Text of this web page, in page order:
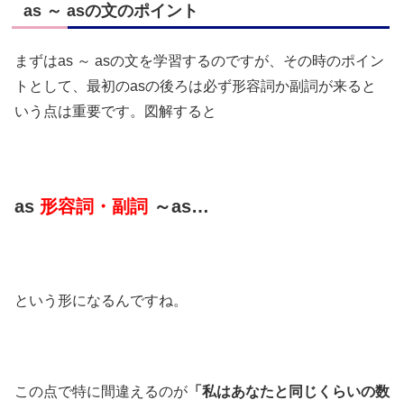
as ～ asの文のポイント
まずはas ～ asの文を学習するのですが、その時のポイン
トとして、最初のasの後ろは必ず形容詞か副詞が来ると
いう点は重要です。図解すると
as 形容詞・副詞 ～as…
という形になるんですね。
この点で特に間違えるのが 「私はあなたと同じくらいの数